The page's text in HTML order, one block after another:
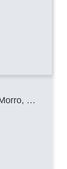
Lançamento à venda, Praia do Morro, Guarapari, ES